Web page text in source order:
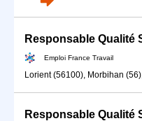
Emploi France Travail
Lorient (56100), Morbihan